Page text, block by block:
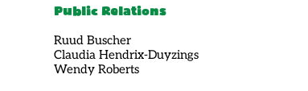
Public Relations
Ruud Buscher
Claudia Hendrix-Duyzings
Wendy Roberts